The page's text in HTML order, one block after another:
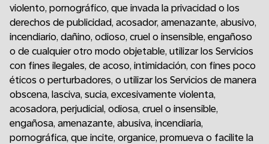
violento, pornográfico, que invada la privacidad o los
derechos de publicidad, acosador, amenazante, abusivo,
incendiario, dañino, odioso, cruel o insensible, engañoso
o de cualquier otro modo objetable, utilizar los Servicios
con fines ilegales, de acoso, intimidación, con fines poco
éticos o perturbadores, o utilizar los Servicios de manera
obscena, lasciva, sucia, excesivamente violenta,
acosadora, perjudicial, odiosa, cruel o insensible,
engañosa, amenazante, abusiva, incendiaria,
pornográfica, que incite, organice, promueva o facilite la